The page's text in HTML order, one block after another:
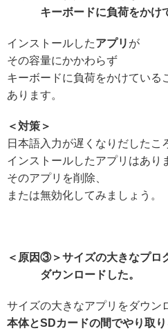
キーボードに負荷をかけ
インストールしたアプリ が
その容量にかかわらず
キーボードに負荷をかけている
あります。
＜対策＞
日本語入力が遅くなりだしたこ
インストールしたアプリはあり
そのアプリを削除、
または無効化してみましょう。
＜原因③＞サイズの大きなプロ
ダウンロードした。
サイズの大きなアプリをダウン
本体とSDカードの間でやり取り